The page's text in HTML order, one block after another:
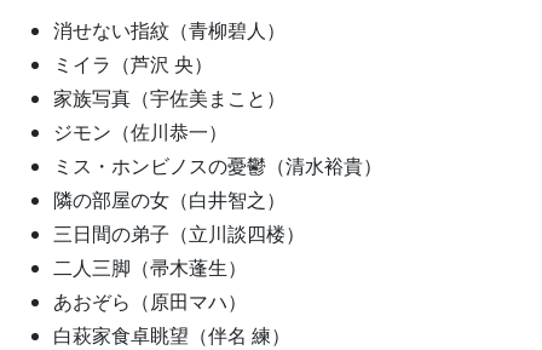
消せない指紋（青柳碧人）
ミイラ（芦沢 央）
家族写真（宇佐美まこと）
ジモン（佐川恭一）
ミス・ホンビノスの憂鬱（清水裕貴）
隣の部屋の女（白井智之）
三日間の弟子（立川談四楼）
二人三脚（帚木蓬生）
あおぞら（原田マハ）
白萩家食卓眺望（伴名 練）